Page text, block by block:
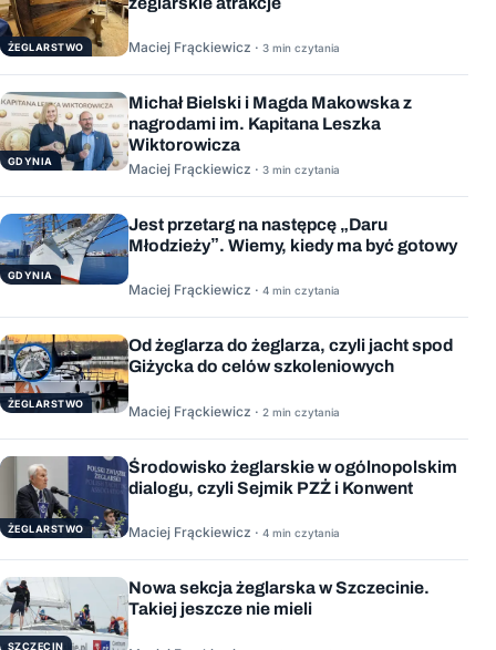
ŻEGLARSTWO Maciej Frąckiewicz · 3 min czytania
GDYNIA
Michał Bielski i Magda Makowska z
nagrodami im. Kapitana Leszka
Wiktorowicza
Maciej Frąckiewicz · 3 min czytania
GDYNIA
Jest przetarg na następcę „Daru
Młodzieży”. Wiemy, kiedy ma być gotowy
Maciej Frąckiewicz · 4 min czytania
ŻEGLARSTWO
Od żeglarza do żeglarza, czyli jacht spod
Giżycka do celów szkoleniowych
Maciej Frąckiewicz · 2 min czytania
ŻEGLARSTWO
Środowisko żeglarskie w ogólnopolskim
dialogu, czyli Sejmik PZŻ i Konwent
Maciej Frąckiewicz · 4 min czytania
SZCZECIN
Nowa sekcja żeglarska w Szczecinie.
Takiej jeszcze nie mieli